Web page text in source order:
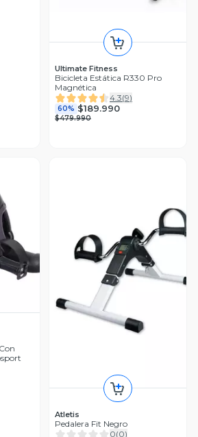
Ultimate Fitness
Bicicleta Estática R330 Pro
Magnética
4.3(9)
60% $189.990
$479.990
Atletis
Pedalera Fit Negro
0(0)